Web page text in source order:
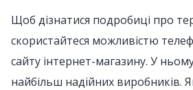
Щоб дізнатися подробиці про
скористайтеся можливістю
сайту інтернет-магазину. У
найбільш надійних виробників.